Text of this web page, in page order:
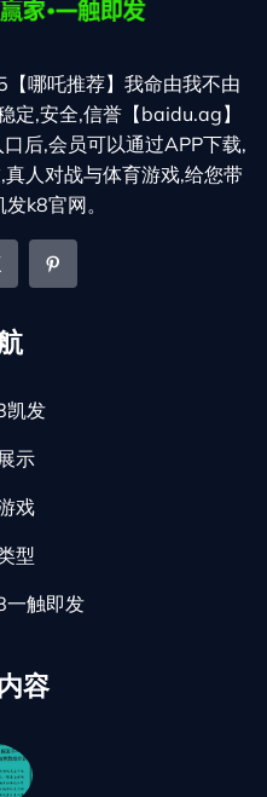
哪吒推荐】我命由我不由
定,安全,信誉【baidu.ag】
后,会员可以通过APP下载,
人对战与体育游戏,给您带
k8官网。
凯发
示
戏
型
一触即发
容